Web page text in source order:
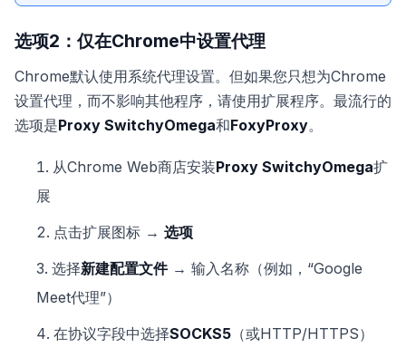
选项2：仅在Chrome中设置代理
Chrome默认使用系统代理设置。但如果您只想为Chrome
设置代理，而不影响其他程序，请使用扩展程序。最流行的
选项是Proxy SwitchyOmega和FoxyProxy。
从Chrome Web商店安装Proxy SwitchyOmega扩
展
点击扩展图标 → 选项
选择新建配置文件→ 输入名称（例如，“Google
Meet代理”）
在协议字段中选择SOCKS5 （或HTTP/HTTPS）